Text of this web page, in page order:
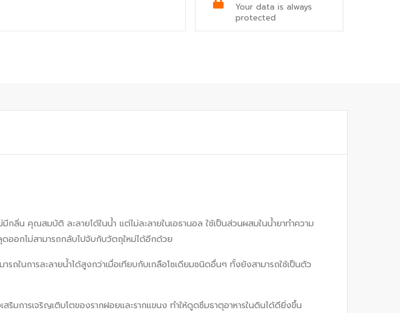
Your data is always
protected
มีกลิ่น คุณสมบัติ ละลายได้ในน้ำ แต่ไม่ละลายในเอธานอล ใช้เป็นส่วนผสมในน้ำยาทำความ
ออกไม่สามารถกลับไปจับกับวัตถุใหม่ได้อีกด้วย
ถในการละลายน้ำได้สูงกว่าเมื่อเทียบกับเกลือโซเดียมชนิดอื่นๆ ทั้งยังสามารถใช้เป็นตัว
มการเจริญเติบโตของรากฝอยและรากแขนง ทำให้ดูดซึมธาตุอาหารในดินได้ดียิ่งขึ้น